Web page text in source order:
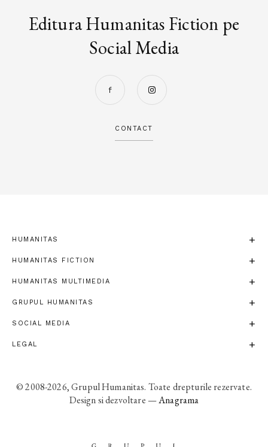
Editura Humanitas Fiction pe
Social Media
CONTACT
HUMANITAS
HUMANITAS FICTION
HUMANITAS MULTIMEDIA
GRUPUL HUMANITAS
SOCIAL MEDIA
LEGAL
© 2008-2026, Grupul Humanitas. Toate drepturile rezervate.
Design si dezvoltare —Anagrama